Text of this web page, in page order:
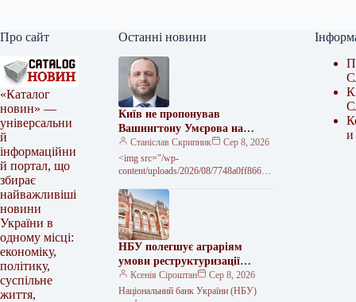
Про сайт
«Каталог
новин» —
універсальни
й
інформаційни
й портал, що
збирає
найважливіші
новини
України в
одному місці:
економіку,
політику,
суспільне
життя,
Останні новини
Київ не пропонував
Вашингтону Умєрова на
посаду посла – джерело
Станіслав Скрипник
Сер 8, 2026
<img src="/wp-
content/uploads/2026/08/7748a0ff86661
передавав звернень до США щодо
кандидатури Умєрова на посаду посла
НБУ полегшує аграріям
умови реструктуризації
кредитів
Ксенія Сіроштан
Сер 8, 2026
Національний банк України (НБУ)
и